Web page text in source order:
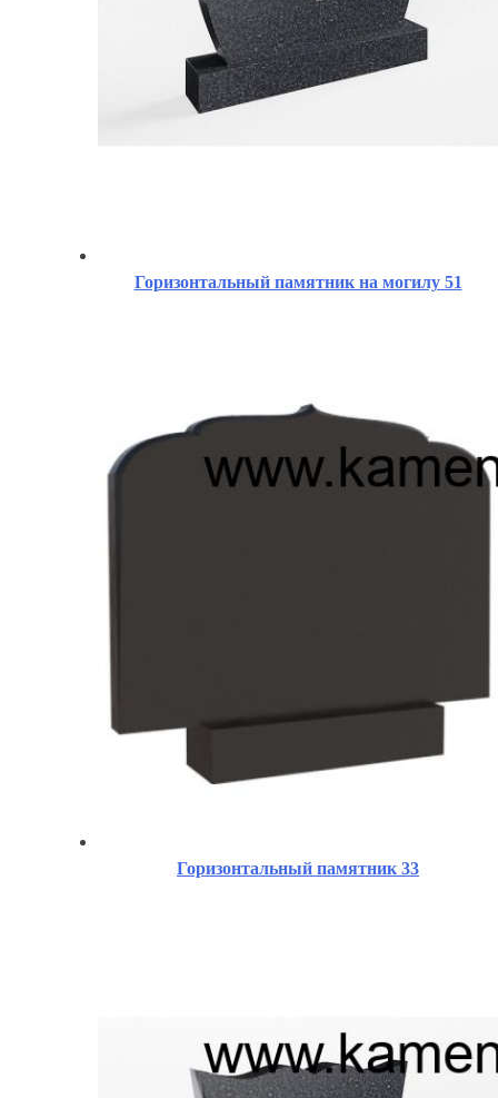
Горизонтальный памятник на могилу 51
Горизонтальный памятник 33